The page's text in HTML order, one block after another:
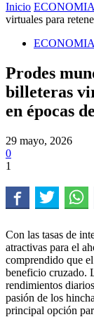
Inicio ECONOMIA
virtuales para
ECONOMIA
Prodes
billeteras
en épocas
29 mayo, 2026
0
1
Con las tasas de
atractivas para el
comprendido que
beneficio cruzado.
rendimientos
pasión de los
principal opción